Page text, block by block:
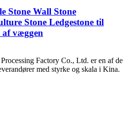
Stone Wall Stone
Stone Ledgestone til
væggen
Factory Co., Ltd. er en af ​​de
med styrke og skala i Kina.